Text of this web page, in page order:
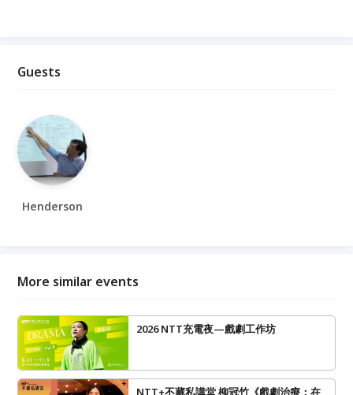
Guests
Henderson
More similar events
2026 NTT充電夜—戲劇工作坊
NTT+不藏私講堂 柳冠竹《戲劇治療：在